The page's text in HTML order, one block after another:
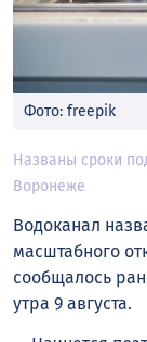
Фото: freepik
Названы сроки
Воронеже
Водоканал
масштабного
сообщалось
утра 9 августа.